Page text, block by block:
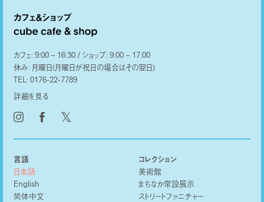
カフェ: 9:00 – 16:30 / ショップ: 9:00 – 17:00
休み: 月曜日(月曜日が祝日の場合はその翌日)
TEL: 0176-22-7789
詳細を見る
𝕏
言語
日本語
English
简体中文
コレクション
美術館
まちなか常設展示
ストリートファニチャー